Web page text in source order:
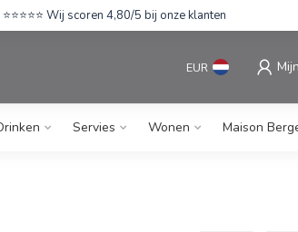
⭐⭐⭐⭐⭐ Wij scoren 4,80/5 bij onze klanten
EUR
Servies Wonen Maison